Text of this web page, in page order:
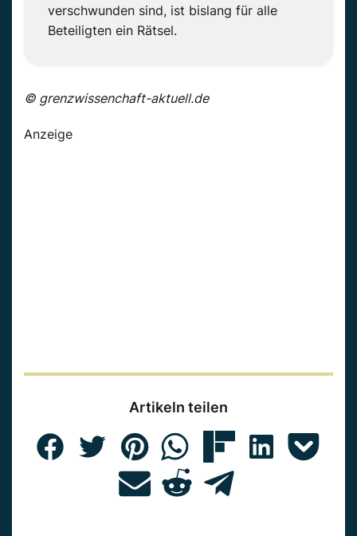
verschwunden sind, ist bislang für alle
Beteiligten ein Rätsel.
© grenzwissenchaft-aktuell.de
Anzeige
Artikeln teilen